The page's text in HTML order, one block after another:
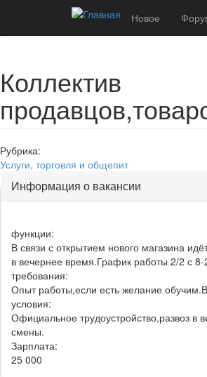
Перейти к основному содержанию
Новое
Коллектив
Рубрика:
Услуги, торговля и общепит
Информация о вакансии
функции:
В связи с открытием нового магазина
в вечернее время.График работы 2/2 с
требования:
Опыт работы,если есть желание
условия:
Официальное трудоустройство,развоз в
смены.
Зарплата:
25 000